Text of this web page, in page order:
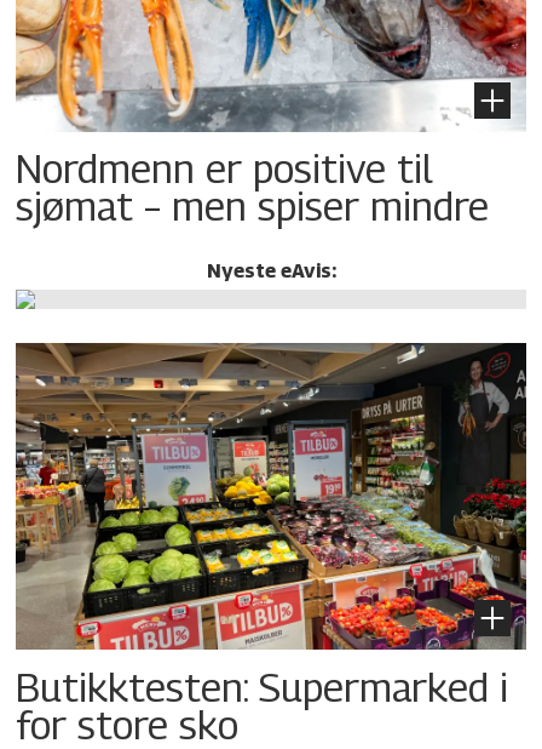
Nordmenn er positive til
sjømat – men spiser mindre
Nyeste eAvis:
Butikktesten: Supermarked i
for store sko